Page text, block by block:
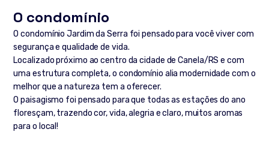
O condomínio
O condomínio Jardim da Serra foi pensado para você viver com
segurança e qualidade de vida.
Localizado próximo ao centro da cidade de Canela/RS e com
uma estrutura completa, o condomínio alia modernidade com o
melhor que a natureza tem a oferecer.
O paisagismo foi pensado para que todas as estações do ano
floresçam, trazendo cor, vida, alegria e claro, muitos aromas
para o local!